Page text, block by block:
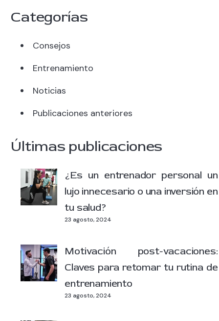
Categorías
Consejos
Entrenamiento
Noticias
Publicaciones anteriores
Últimas publicaciones
¿Es un entrenador personal un
lujo innecesario o una inversión en
tu salud?
23 agosto, 2024
Motivación post-vacaciones:
Claves para retomar tu rutina de
entrenamiento
23 agosto, 2024